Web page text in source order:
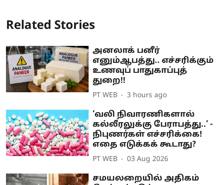
Related Stories
அனலாக் பனீர்
எனும்ஆபத்து.. எச்சரிக்கும்
உணவுப் பாதுகாப்புத்
துறை!!
PT WEB 3 hours ago
’வலி நிவாரணிகளால்
கல்லீரலுக்கு பேராபத்து..’ -
நிபுணர்கள் எச்சரிக்கை!
எதை எடுக்கக் கூடாது?
PT WEB 03 Aug 2026
சமயலறையில் அதிகம்